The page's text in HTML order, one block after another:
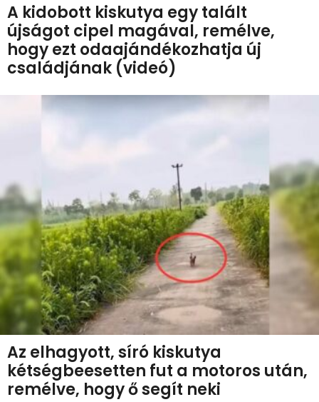
A kidobott kiskutya egy talált
újságot cipel magával, remélve,
hogy ezt odaajándékozhatja új
családjának (videó)
Az elhagyott, síró kiskutya
kétségbeesetten fut a motoros után,
remélve, hogy ő segít neki